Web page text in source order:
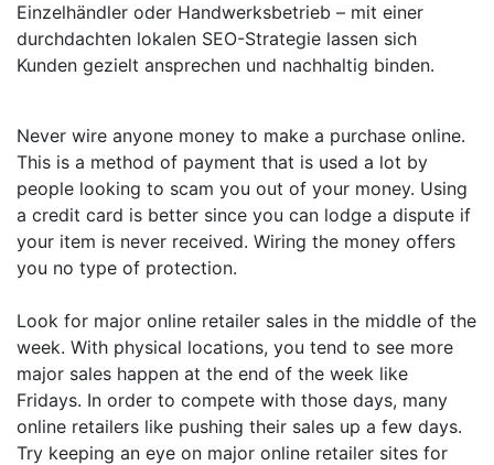
Einzelhändler oder Handwerksbetrieb – mit einer
durchdachten lokalen SEO-Strategie lassen sich
Kunden gezielt ansprechen und nachhaltig binden.
Never wire anyone money to make a purchase online.
This is a method of payment that is used a lot by
people looking to scam you out of your money. Using
a credit card is better since you can lodge a dispute if
your item is never received. Wiring the money offers
you no type of protection.
Look for major online retailer sales in the middle of the
week. With physical locations, you tend to see more
major sales happen at the end of the week like
Fridays. In order to compete with those days, many
online retailers like pushing their sales up a few days.
Try keeping an eye on major online retailer sites for